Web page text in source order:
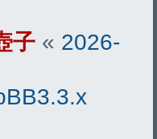
子 « 2026-